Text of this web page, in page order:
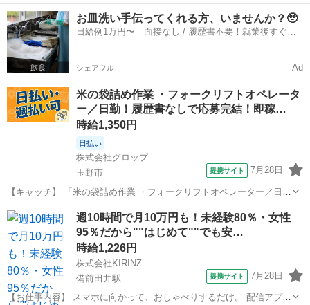
タッフ活躍中未経験スタッフも活躍中♪【2交代】時給1900円！月収40
万以上可能☆製造業・機械操作の経験を活かせる♪土日休み／男性活躍
中 【コメント】 ＊...
岡山 玉野市 工場
お皿洗い手伝ってくれる方、いませんか？🥹
日給例1万円〜 面接なし / 履歴書不要！就業後すぐに
シェアフル Ad
米の袋詰め作業 ・フォークリフトオペレータ
ー／日勤！履歴書なしで応募完結！即稼…
時給1,350円
日払い
株式会社グロップ
玉野市
提携サイト 7月28日
【キャッチ】 「米の袋詰め作業 ・フォークリフトオペレーター／日
勤」をお任せ!!日払いOK♪未経験スタッフ活躍中！2027年2月末まで！
年末年始休暇もあり♪未経験歓迎☆彡車通勤可◎男性多数活躍中の職
場！ 【コメント】 ＊＊...
岡山 玉野市 仕分け
週10時間で月10万円も！未経験80％・女性
95％だから""はじめて""でも安…
時給1,226円
株式会社KIRINZ
備前田井駅
提携サイト 7月28日
【お仕事内容】 スマホに向かって、おしゃべりするだけ。 配信アプリ